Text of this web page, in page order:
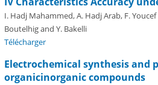
I. Hadj Mahammed, A. Hadj Arab, F.
Boutelhig and Y. Bakelli
Télécharger
Electrochemical synthesis
organic­inorganic compounds